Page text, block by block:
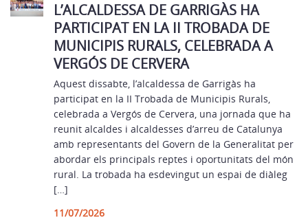
L’ALCALDESSA DE GARRIGÀS HA
PARTICIPAT EN LA II TROBADA DE
MUNICIPIS RURALS, CELEBRADA A
VERGÓS DE CERVERA
Aquest dissabte, l’alcaldessa de Garrigàs ha
participat en la II Trobada de Municipis Rurals,
celebrada a Vergós de Cervera, una jornada que ha
reunit alcaldes i alcaldesses d’arreu de Catalunya
amb representants del Govern de la Generalitat per
abordar els principals reptes i oportunitats del món
rural. La trobada ha esdevingut un espai de diàleg
[…]
11/07/2026